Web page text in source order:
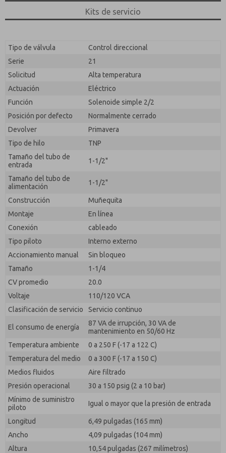
Kits de servicio
Tipo de válvula
Control direccional
Serie
21
Solicitud
Alta temperatura
Actuación
Eléctrico
Función
Solenoide simple 2/2
Posición por defecto
Normalmente cerrado
Devolver
Primavera
Tipo de hilo
TNP
Tamaño del tubo de
entrada
1-1/2"
Tamaño del tubo de
alimentación
1-1/2"
Construcción
Muñequita
Montaje
En línea
Conexión
cableado
Tipo piloto
Interno externo
Accionamiento manual
Sin bloqueo
Tamaño
1-1/4
CV promedio
20.0
Voltaje
110/120 VCA
Clasificación de servicio
Servicio continuo
El consumo de energía
87 VA de irrupción, 30 VA de
mantenimiento en 50/60 Hz
Temperatura ambiente
0 a 250 F (-17 a 122 C)
Temperatura del medio
0 a 300 F (-17 a 150 C)
Medios fluidos
Aire filtrado
Presión operacional
30 a 150 psig (2 a 10 bar)
Mínimo de suministro
piloto
Igual o mayor que la presión de entrada
Longitud
6,49 pulgadas (165 mm)
Ancho
4,09 pulgadas (104 mm)
Altura
10,54 pulgadas (267 milímetros)
responder a mi solicitud. Al enviar el formulario de
contacto, acepto el procesamiento.